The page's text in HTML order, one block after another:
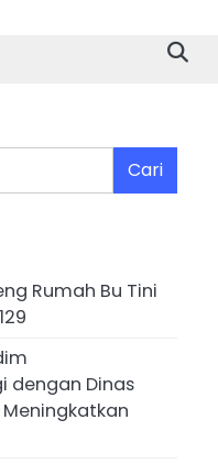
Cari
Rumah Bu Tini
dengan Dinas